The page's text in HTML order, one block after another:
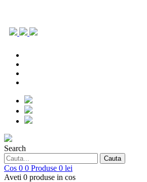
Search
Cauta
Cos 0 0 Produse 0 lei
Aveti 0 produse in cos